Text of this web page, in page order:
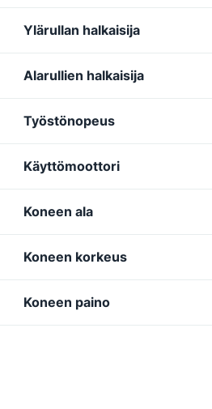
Ylärullan halkaisija
Alarullien halkaisija
Työstönopeus
Käyttömoottori
Koneen ala
Koneen korkeus
Koneen paino